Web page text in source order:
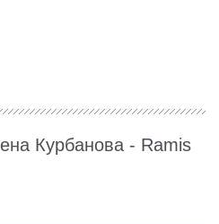
Курбанова - Ramis